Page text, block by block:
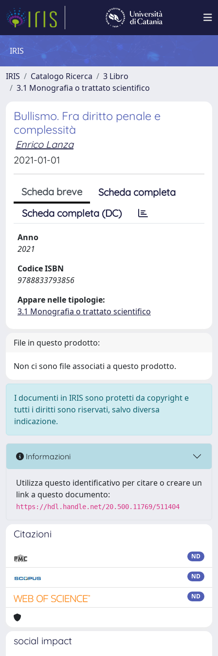
IRIS
IRIS Catalogo Ricerca
3 Libro
3.1 Monografia o trattato scientifico
Bullismo. Fra diritto penale e
complessità
Enrico Lanza
2021-01-01
Scheda breve
Scheda completa
Scheda completa (DC)
Anno
2021
Codice ISBN
9788833793856
Appare nelle tipologie:
3.1 Monografia o trattato scientifico
File in questo prodotto:
Non ci sono file associati a questo prodotto.
I documenti in IRIS sono protetti da copyright e
tutti i diritti sono riservati, salvo diversa
indicazione.
Informazioni
Utilizza questo identificativo per citare o creare un
link a questo documento:
https://hdl.handle.net/20.500.11769/511404
Citazioni
ND
ND
ND
social impact